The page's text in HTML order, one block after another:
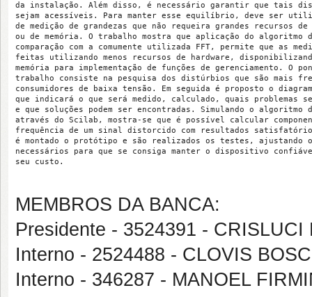
da instalação. Além disso, é necessário garantir que tais
sejam acessíveis. Para manter esse equilíbrio, deve ser
de medição de grandezas que não requeira grandes recursos de
ou de memória. O trabalho mostra que aplicação do algoritmo
comparação com a comumente utilizada FFT, permite que as
feitas utilizando menos recursos de hardware,
memória para implementação de funções de gerenciamento. O
trabalho consiste na pesquisa dos distúrbios que são mais
consumidores de baixa tensão. Em seguida é proposto o
que indicará o que será medido, calculado, quais problemas
e que soluções podem ser encontradas. Simulando o algoritmo
através do Scilab, mostra-se que é possível calcular
frequência de um sinal distorcido com resultados
é montado o protótipo e são realizados os testes, ajustando
necessários para que se consiga manter o dispositivo
seu custo.
MEMBROS DA BANCA:
Presidente - 3524391 -
Interno - 2524488 - CLOVIS
Interno - 346287 - MANOEL